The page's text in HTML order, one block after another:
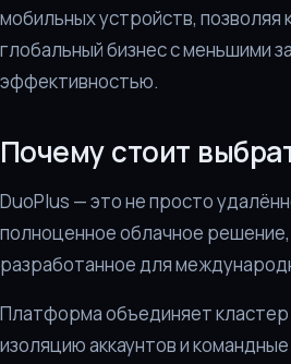
мобильных устройств, позволяя
глобальный бизнес с меньшими
эффективностью.
Почему стоит
DuoPlus — это не просто
полноценное облачное
разработанное для
Платформа объединяет
изоляцию аккаунтов и